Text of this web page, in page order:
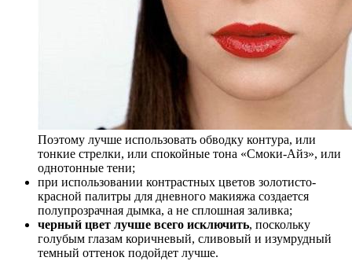
Поэтому лучше использовать обводку контура, или
тонкие стрелки, или спокойные тона «Смоки-Айз», или
однотонные тени;
при использовании контрастных цветов золотисто-
красной палитры для дневного макияжа создается
полупрозрачная дымка, а не сплошная заливка;
черный цвет лучше всего исключить, поскольку
голубым глазам коричневый, сливовый и изумрудный
темный оттенок подойдет лучше.